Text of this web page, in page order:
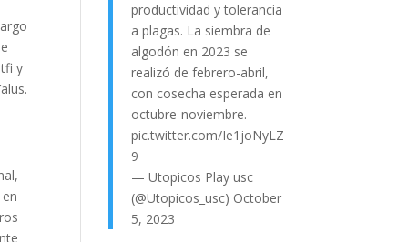
y
productividad y tolerancia
a plagas. La siembra de
algodón en 2023 se
realizó de febrero-abril,
con cosecha esperada en
octubre-noviembre.
pic.twitter.com/Ie1joNyLZ
9
— Utopicos Play usc
(@Utopicos_usc) October
5, 2023